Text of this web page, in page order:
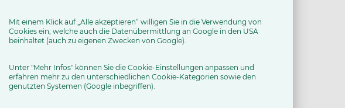
Mit einem Klick auf „Alle akzeptieren“ willigen Sie in die Verwendung von
Cookies ein, welche auch die Datenübermittlung an Google in den USA
beinhaltet (auch zu eigenen Zwecken von Google).
Unter "Mehr Infos" können Sie die Cookie-Einstellungen anpassen und
erfahren mehr zu den unterschiedlichen Cookie-Kategorien sowie den
genutzten Systemen (Google inbegriffen).